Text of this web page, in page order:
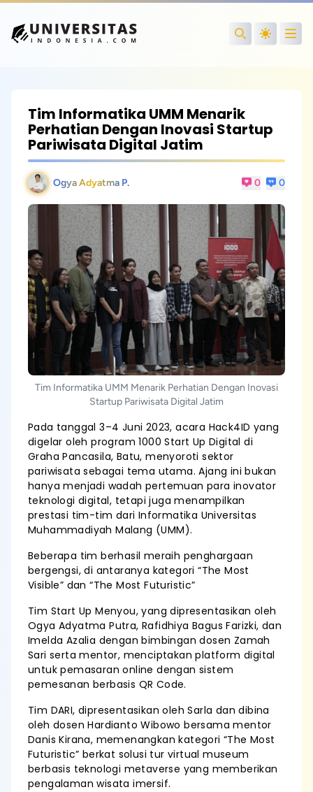
Search
Tim Informatika UMM Menarik
Perhatian Dengan Inovasi Startup
Pariwisata Digital Jatim
Ogya Adyatma P. 0 0
Tim Informatika UMM Menarik Perhatian Dengan Inovasi
Startup Pariwisata Digital Jatim
Pada tanggal 3–4 Juni 2023, acara Hack4ID yang
digelar oleh program 1000 Start Up Digital di
Graha Pancasila, Batu, menyoroti sektor
pariwisata sebagai tema utama. Ajang ini bukan
hanya menjadi wadah pertemuan para inovator
teknologi digital, tetapi juga menampilkan
prestasi tim-tim dari Informatika Universitas
Muhammadiyah Malang (UMM).
Beberapa tim berhasil meraih penghargaan
bergengsi, di antaranya kategori “The Most
Visible” dan “The Most Futuristic”
Tim Start Up Menyou, yang dipresentasikan oleh
Ogya Adyatma Putra, Rafidhiya Bagus Farizki, dan
Imelda Azalia dengan bimbingan dosen Zamah
Sari serta mentor, menciptakan platform digital
untuk pemasaran online dengan sistem
pemesanan berbasis QR Code.
Tim DARI, dipresentasikan oleh Sarla dan dibina
oleh dosen Hardianto Wibowo bersama mentor
Danis Kirana, memenangkan kategori “The Most
Futuristic” berkat solusi tur virtual museum
berbasis teknologi metaverse yang memberikan
pengalaman wisata imersif.